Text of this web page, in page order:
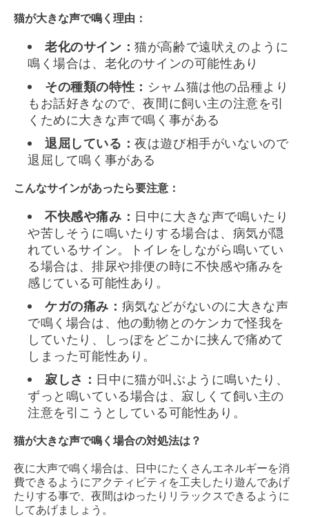
猫が大きな声で鳴く理由：
老化のサイン：猫が高齢で遠吠えのように
鳴く場合は、老化のサインの可能性あり
その種類の特性： シャム猫は他の品種より
もお話好きなので、夜間に飼い主の注意を引
くために大きな声で鳴く事がある
退屈している：夜は遊び相手がいないので
退屈して鳴く事がある
こんなサインがあったら要注意：
不快感や痛み： 日中に大きな声で鳴いたり
や苦しそうに鳴いたりする場合は、病気が隠
れているサイン。トイレをしながら鳴いてい
る場合は、排尿や排便の時に不快感や痛みを
感じている可能性あり。
ケガの痛み： 病気などがないのに大きな声
で鳴く場合は、他の動物とのケンカで怪我を
していたり、しっぽをどこかに挟んで痛めて
しまった可能性あり。
寂しさ： 日中に猫が叫ぶように鳴いたり、
ずっと鳴いている場合は、寂しくて飼い主の
注意を引こうとしている可能性あり。
猫が大きな声で鳴く場合の対処法は？
夜に大声で鳴く場合は、日中にたくさんエネルギーを消
費できるようにアクティビティを工夫したり遊んであげ
たりする事で、夜間はゆったりリラックスできるように
してあげましょう。